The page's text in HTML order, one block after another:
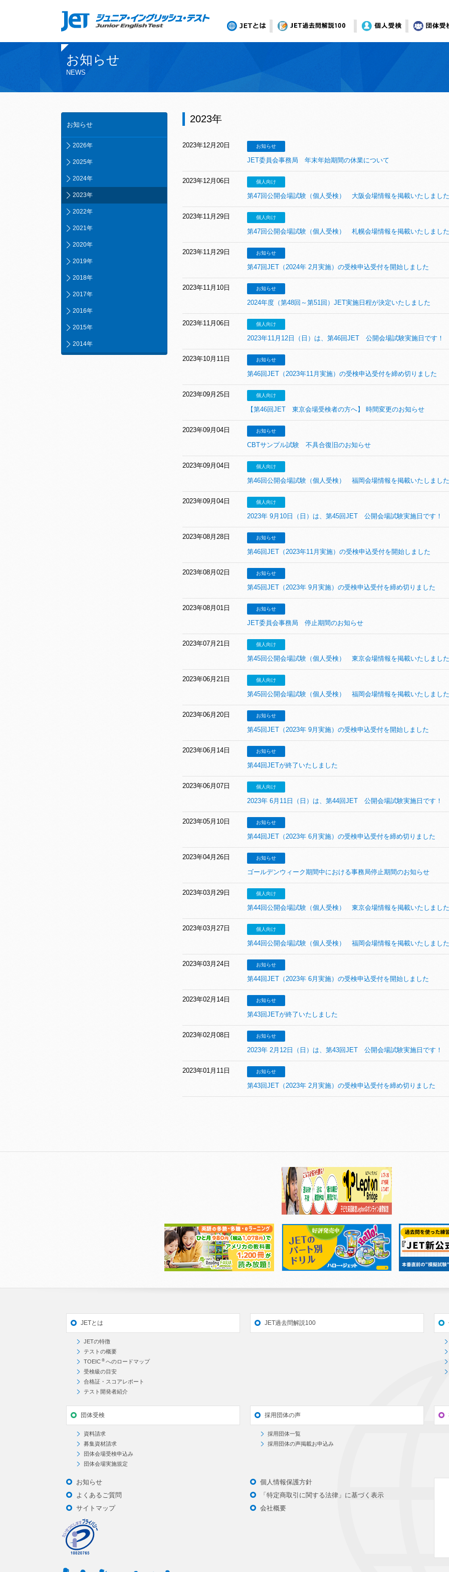
お知らせ
NEWS
お知らせ
2026年
2025年
2024年
2023年
2022年
2021年
2020年
2019年
2018年
2017年
2016年
2015年
2014年
2023年
2023年12月20日 お知らせ
JET委員会事務局 年末年始期間の休業について
2023年12月06日 個人向け
第47回公開会場試験（個人受検） 大阪会場情報を掲載いたしました
2023年11月29日 個人向け
第47回公開会場試験（個人受検） 札幌会場情報を掲載いたしました
2023年11月29日 お知らせ
第47回JET（2024年 2月実施）の受検申込受付を開始しました
2023年11月10日 お知らせ
2024年度（第48回～第51回）JET実施日程が決定いたしました
2023年11月06日 個人向け
2023年11月12日（日）は、第46回JET 公開会場試験実施日です！
2023年10月11日 お知らせ
第46回JET（2023年11月実施）の受検申込受付を締め切りました
2023年09月25日 個人向け
【第46回JET 東京会場受検者の方へ】 時間変更のお知らせ
2023年09月04日 お知らせ
CBTサンプル試験 不具合復旧のお知らせ
2023年09月04日 個人向け
第46回公開会場試験（個人受検） 福岡会場情報を掲載いたしました
2023年09月04日 個人向け
2023年 9月10日（日）は、第45回JET 公開会場試験実施日です！
2023年08月28日 お知らせ
第46回JET（2023年11月実施）の受検申込受付を開始しました
2023年08月02日 お知らせ
第45回JET（2023年 9月実施）の受検申込受付を締め切りました
2023年08月01日 お知らせ
JET委員会事務局 停止期間のお知らせ
2023年07月21日 個人向け
第45回公開会場試験（個人受検） 東京会場情報を掲載いたしました
2023年06月21日 個人向け
第45回公開会場試験（個人受検） 福岡会場情報を掲載いたしました
2023年06月20日 お知らせ
第45回JET（2023年 9月実施）の受検申込受付を開始しました
2023年06月14日 お知らせ
第44回JETが終了いたしました
2023年06月07日 個人向け
2023年 6月11日（日）は、第44回JET 公開会場試験実施日です！
2023年05月10日 お知らせ
第44回JET（2023年 6月実施）の受検申込受付を締め切りました
2023年04月26日 お知らせ
ゴールデンウィーク期間中における事務局停止期間のお知らせ
2023年03月29日 個人向け
第44回公開会場試験（個人受検） 東京会場情報を掲載いたしました
2023年03月27日 個人向け
第44回公開会場試験（個人受検） 福岡会場情報を掲載いたしました
2023年03月24日 お知らせ
第44回JET（2023年 6月実施）の受検申込受付を開始しました
2023年02月14日 お知らせ
第43回JETが終了いたしました
2023年02月08日 お知らせ
2023年 2月12日（日）は、第43回JET 公開会場試験実施日です！
2023年01月11日 お知らせ
第43回JET（2023年 2月実施）の受検申込受付を締め切りました
JETとは
JETの特徴
テストの概要
TOEIC ® へのロードマップ
受検級の目安
合格証・スコアレポート
テスト開発者紹介
JET過去問解説100
団体受検
資料請求
募集資材請求
団体会場受検申込み
団体会場実施規定
採用団体の声
採用団体一覧
採用団体の声掲載お申込み
お知らせ
よくあるご質問
サイトマップ
個人情報保護方針
「特定商取引に関する法律」に基づく表示
会社概要